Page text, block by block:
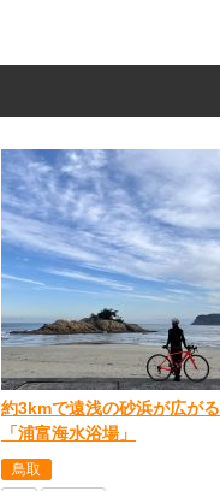
約3kmで遠浅の砂浜が広がる
「浦富海水浴場」
鳥取